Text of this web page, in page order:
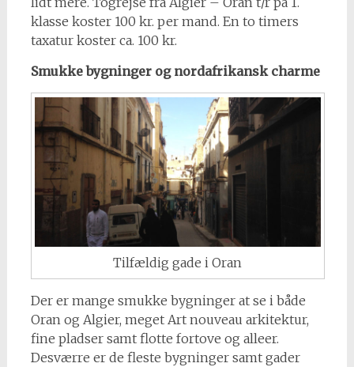
klasse koster 100 kr. per mand. En to timers
taxatur koster ca. 100 kr.
Smukke bygninger og nordafrikansk charme
Tilfældig gade i Oran
Der er mange smukke bygninger at se i både
Oran og Algier, meget Art nouveau arkitektur,
fine pladser samt flotte fortove og alleer.
Desværre er de fleste bygninger samt gader